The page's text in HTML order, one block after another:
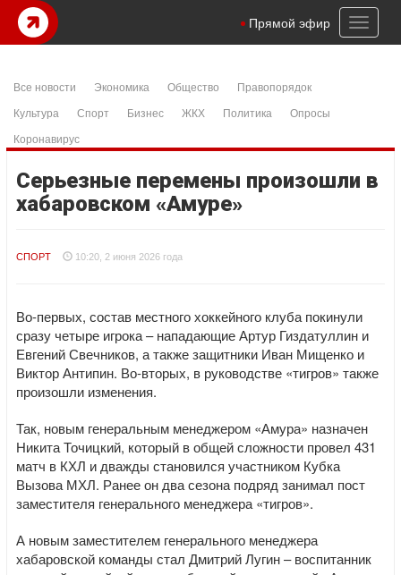
Toggle
Прямой эфир
Все новости Экономика Общество
Правопорядок
Культура
Спорт Бизнес ЖКХ Политика
Опросы
Коронавирус
Серьезные перемены произошли в
хабаровском «Амуре»
СПОРТ 10:20, 2 июня 2026 года
Во-первых, состав местного хоккейного клуба покинули
сразу четыре игрока – нападающие Артур Гиздатуллин и
Евгений Свечников, а также защитники Иван Мищенко и
Виктор Антипин. Во-вторых, в руководстве «тигров» также
произошли изменения.
Так, новым генеральным менеджером «Амура» назначен
Никита Точицкий, который в общей сложности провел 431
матч в КХЛ и дважды становился участником Кубка
Вызова МХЛ. Ранее он два сезона подряд занимал пост
заместителя генерального менеджера «тигров».
А новым заместителем генерального менеджера
хабаровской команды стал Дмитрий Лугин – воспитанник